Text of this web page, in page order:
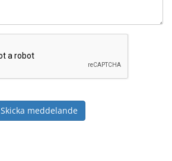
Skicka meddelande